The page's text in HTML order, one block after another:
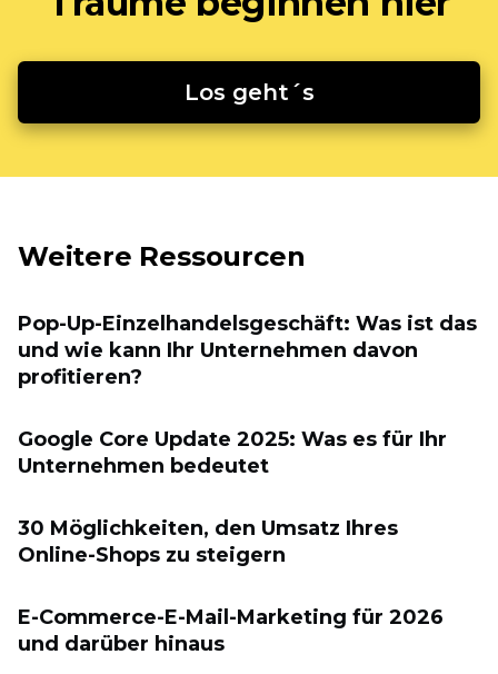
Los geht´s
Weitere Ressourcen
Pop-Up-Einzelhandelsgeschäft: Was ist das
und wie kann Ihr Unternehmen davon
profitieren?
Google Core Update 2025: Was es für Ihr
Unternehmen bedeutet
30 Möglichkeiten, den Umsatz Ihres
Online-Shops zu steigern
E-Commerce-E-Mail-Marketing für 2026
und darüber hinaus